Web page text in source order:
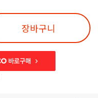
장바구니